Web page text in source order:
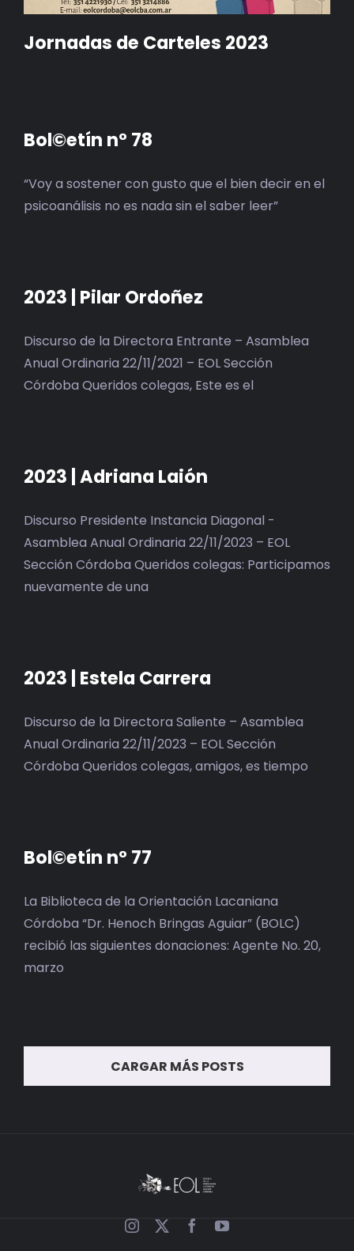
Jornadas de Carteles 2023
Bol©etín n° 78
“Voy a sostener con gusto que el bien decir en el
psicoanálisis no es nada sin el saber leer”
2023 | Pilar Ordoñez
Discurso de la Directora Entrante – Asamblea
Anual Ordinaria 22/11/2021 – EOL Sección
Córdoba Queridos colegas, Este es el
2023 | Adriana Laión
Discurso Presidente Instancia Diagonal -
Asamblea Anual Ordinaria 22/11/2023 – EOL
Sección Córdoba Queridos colegas: Participamos
nuevamente de una
2023 | Estela Carrera
Discurso de la Directora Saliente – Asamblea
Anual Ordinaria 22/11/2023 – EOL Sección
Córdoba Queridos colegas, amigos, es tiempo
Bol©etín n° 77
La Biblioteca de la Orientación Lacaniana
Córdoba “Dr. Henoch Bringas Aguiar” (BOLC)
recibió las siguientes donaciones: Agente No. 20,
marzo
CARGAR MÁS POSTS